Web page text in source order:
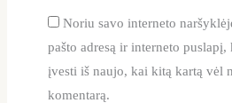
Noriu savo interneto
pašto adresą ir interneto
įvesti iš naujo, kai kitą kartą vėl
komentarą.